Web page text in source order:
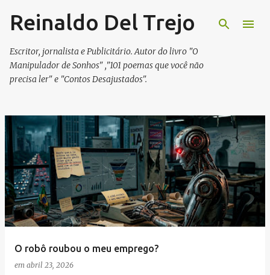
Pular para o conteúdo principal
Reinaldo Del Trejo
Escritor, jornalista e Publicitário. Autor do livro "O
Manipulador de Sonhos" ,"101 poemas que você não
precisa ler" e "Contos Desajustados".
P
o
s
t
a
g
O robô roubou o meu emprego?
em abril 23, 2026